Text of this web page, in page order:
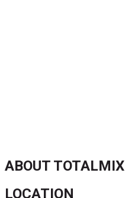
ABOUT TOTALMIX
LOCATION